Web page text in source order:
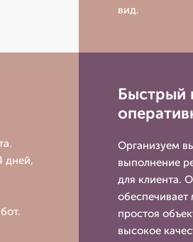
вид.
дней,
Быстрый
Организуем
выполнение
для клиента.
простоя
высокое